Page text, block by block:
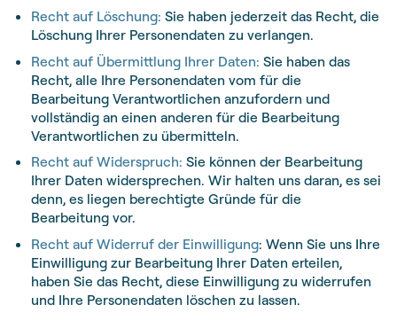
Recht auf Löschung: Sie haben jederzeit das Recht, die
Löschung Ihrer Personendaten zu verlangen.
Recht auf Übermittlung Ihrer Daten: Sie haben das
Recht, alle Ihre Personendaten vom für die
Bearbeitung Verantwortlichen anzufordern und
vollständig an einen anderen für die Bearbeitung
Verantwortlichen zu übermitteln.
Recht auf Widerspruch: Sie können der Bearbeitung
Ihrer Daten widersprechen. Wir halten uns daran, es sei
denn, es liegen berechtigte Gründe für die
Bearbeitung vor.
Recht auf Widerruf der Einwilligung: Wenn Sie uns Ihre
Einwilligung zur Bearbeitung Ihrer Daten erteilen,
haben Sie das Recht, diese Einwilligung zu widerrufen
und Ihre Personendaten löschen zu lassen.